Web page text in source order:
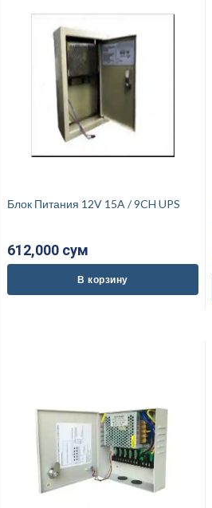
Блок Питания 12V 15A / 9CH UPS
612,000 cум
В корзину